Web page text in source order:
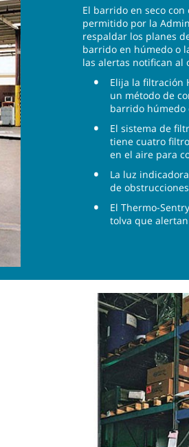
El barrido en seco
permitido por la
respaldar los planes
barrido en húmedo o
las alertas notifican al
Elija la filtración
un método de
barrido húmedo
El sistema de
tiene cuatro
en el aire para
La luz
de
El Thermo-
tolva que